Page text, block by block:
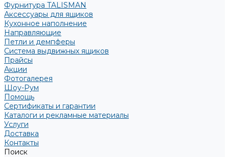
Фурнитура TALISMAN
Аксессуары для ящиков
Кухонное наполнение
Направляющие
Петли и демпферы
Система выдвижных ящиков
Прайсы
Акции
Фотогалерея
Шоу-Рум
Помощь
Сертификаты и гарантии
Каталоги и рекламные материалы
Услуги
Доставка
Контакты
Поиск